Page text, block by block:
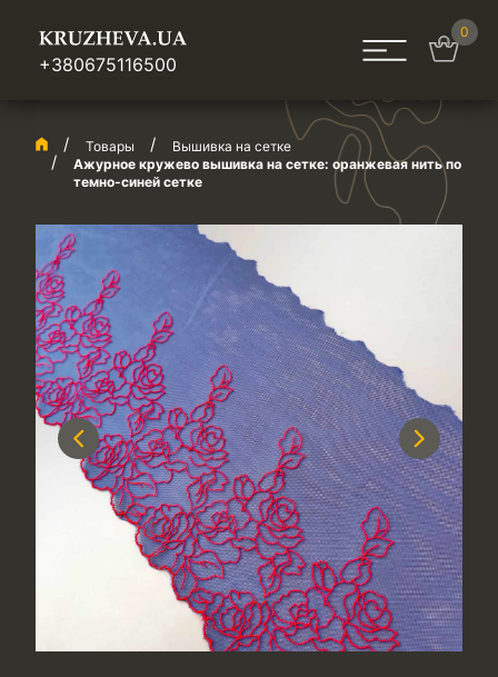
+380675116500
0
Товары
Вышивка на сетке
Ажурное кружево вышивка на сетке: оранжевая нить по
темно-синей сетке
Previous Next